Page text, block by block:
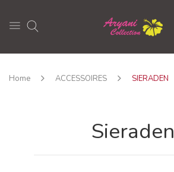
Home ACCESSOIRES
SIERADEN
Sieraden